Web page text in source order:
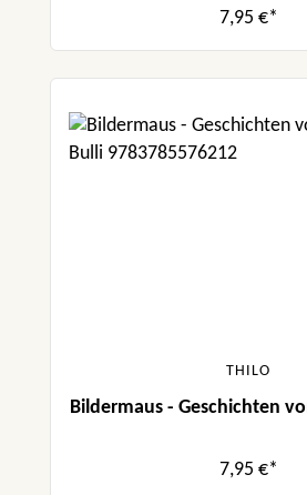
7,95 €*
THILO
Bildermaus - Geschichten
7,95 €*